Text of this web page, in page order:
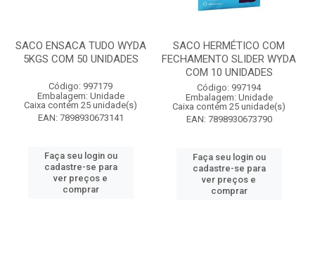
SACO ENSACA TUDO WYDA
5KGS COM 50 UNIDADES
Código: 997179
Embalagem: Unidade
Caixa contém 25 unidade(s)
EAN: 7898930673141
Faça seu login ou
cadastre-se para
ver preços e
comprar
SACO HERMÉTICO COM
FECHAMENTO SLIDER WYDA
COM 10 UNIDADES
Código: 997194
Embalagem: Unidade
Caixa contém 25 unidade(s)
EAN: 7898930673790
Faça seu login ou
cadastre-se para
ver preços e
comprar